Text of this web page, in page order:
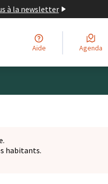
à la newsletter
Aide Agenda
habitants.